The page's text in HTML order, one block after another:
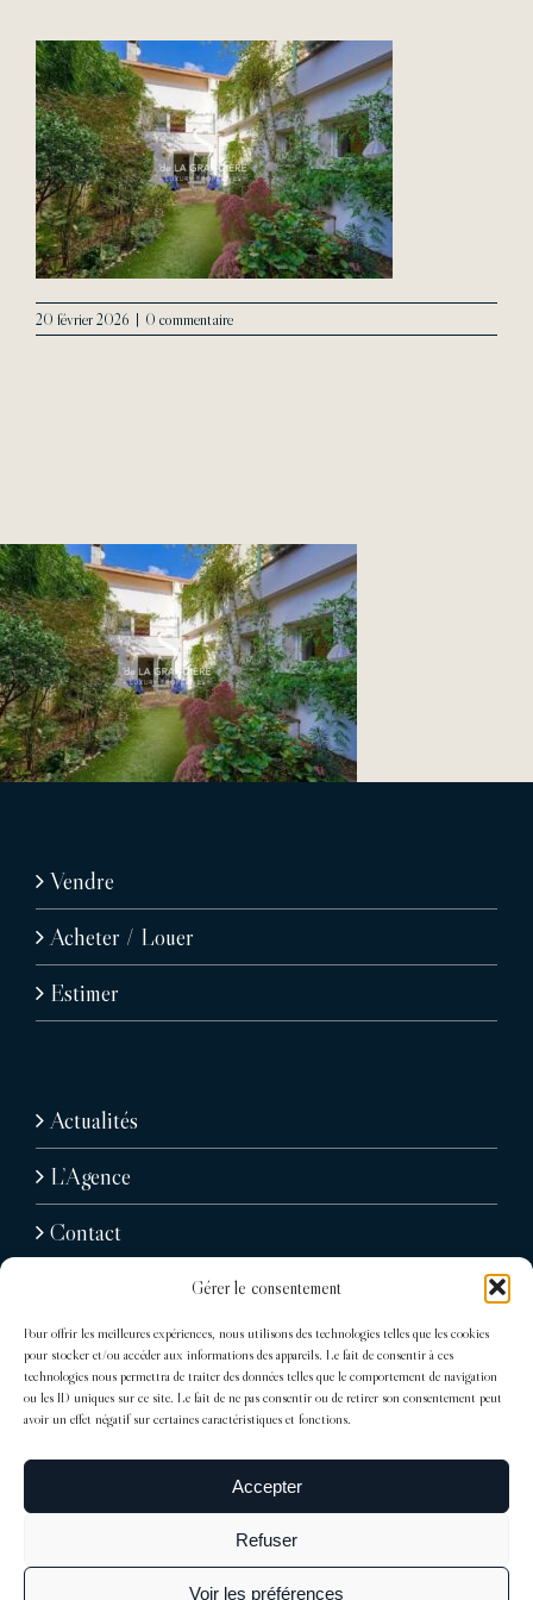
Gérer le consentement
Pour offrir les meilleures expériences, nous utilisons des technologies telles que les cookies
pour stocker et/ou accéder aux informations des appareils. Le fait de consentir à ces
technologies nous permettra de traiter des données telles que le comportement de navigation
ou les ID uniques sur ce site. Le fait de ne pas consentir ou de retirer son consentement peut
avoir un effet négatif sur certaines caractéristiques et fonctions.
Accepter
Refuser
Voir les préférences
Contact
20 février 2026 | 0 commentaire
Vendre
Acheter / Louer
Estimer
Actualités
L’Agence
Contact
31, avenue Raymond Poincaré
75116 Paris
Tél : + 33 (0)1 76 71 07 40
trocadero@sdelagrandiere.fr